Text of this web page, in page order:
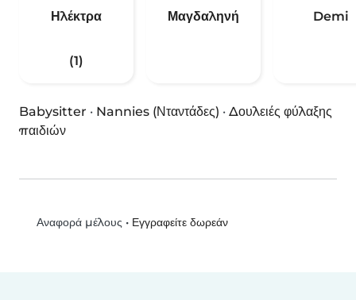
Ηλέκτρα
(1)
Μαγδαληνή Demi
Babysitter · Nannies (Νταντάδες) · Δουλειές φύλαξης
παιδιών
Αναφορά μέλους • Εγγραφείτε δωρεάν